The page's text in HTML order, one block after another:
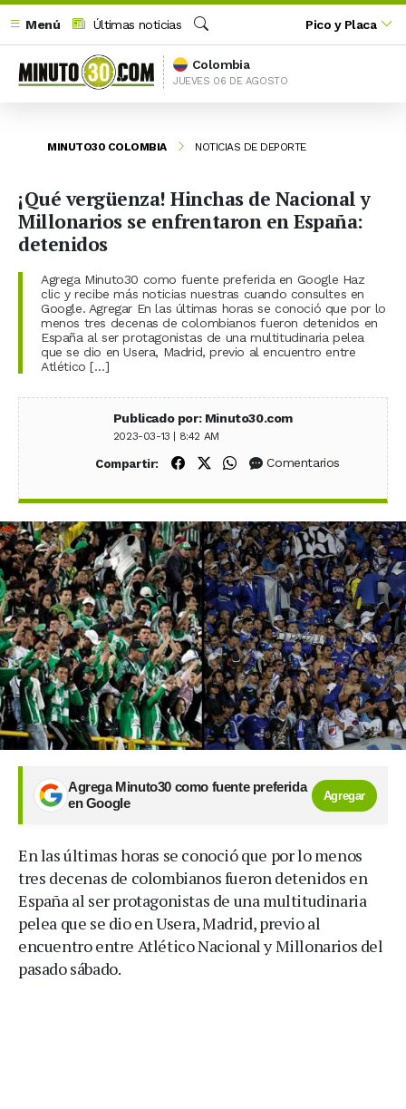
Menú
Últimas noticias
Buscar
Pico y Placa
Colombia
JUEVES 06 DE AGOSTO
MINUTO30 COLOMBIA NOTICIAS DE DEPORTE
¡Qué vergüenza! Hinchas de Nacional y
Millonarios se enfrentaron en España:
detenidos
Agrega Minuto30 como fuente preferida en Google Haz
clic y recibe más noticias nuestras cuando consultes en
Google. Agregar En las últimas horas se conoció que por lo
menos tres decenas de colombianos fueron detenidos en
España al ser protagonistas de una multitudinaria pelea
que se dio en Usera, Madrid, previo al encuentro entre
Atlético […]
Publicado por: Minuto30.com
2023-03-13 | 8:42 AM
Compartir: Compartir en Facebook
Compartir en X (Twitter)
Compartir en WhatsApp
Comentarios
Agrega Minuto30 como fuente preferida
en Google
Agregar
En las últimas horas se conoció que por lo menos
tres decenas de colombianos fueron detenidos en
España al ser protagonistas de una multitudinaria
pelea que se dio en Usera, Madrid, previo al
encuentro entre Atlético Nacional y Millonarios del
pasado sábado.